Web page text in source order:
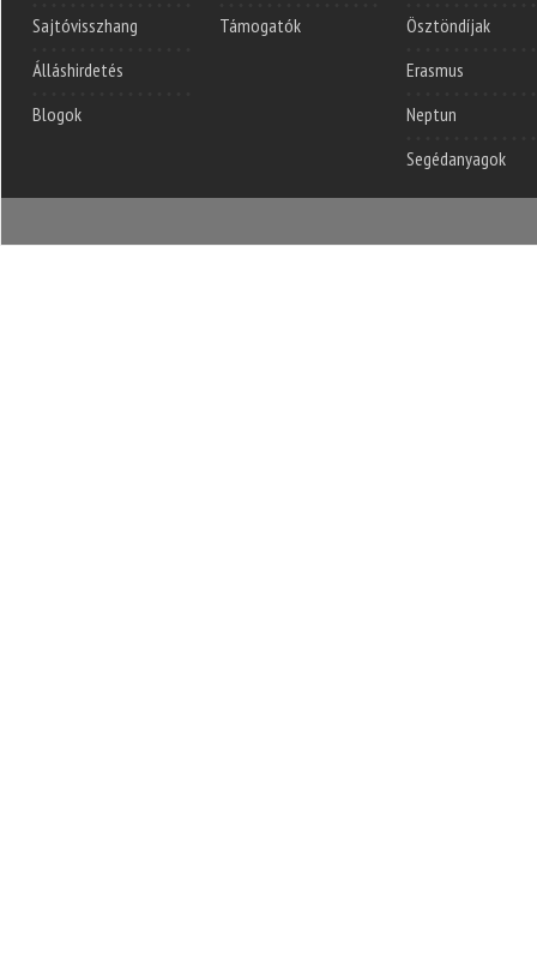
Sajtóvisszhang
Álláshirdetés
Blogok
Támogatók
Ösztöndíjak
Erasmus
Neptun
Segédanyagok